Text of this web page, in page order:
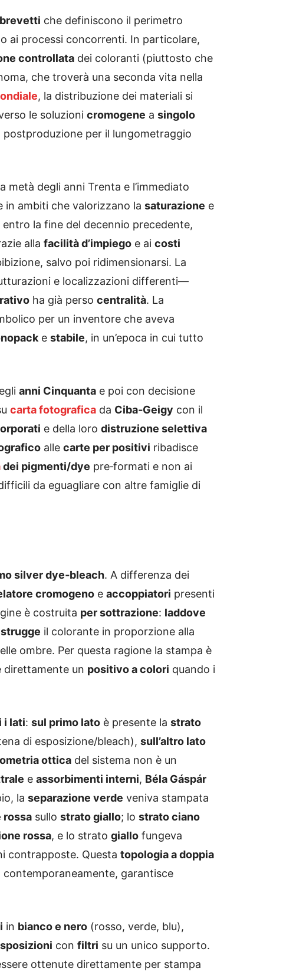
brevetti che definiscono il perimetro
ai processi concorrenti. In particolare,
controllata dei coloranti (piuttosto che
che troverà una seconda vita nella
, la distribuzione dei materiali si
le soluzioni cromogene a singolo
postproduzione per il lungometraggio
metà degli anni Trenta e l’immediato
in ambiti che valorizzano la saturazione e
la fine del decennio precedente,
alla facilità d’impiego e ai costi
salvo poi ridimensionarsi. La
e localizzazioni differenti—
ha già perso centralità. La
per un inventore che aveva
e stabile, in un’epoca in cui tutto
anni Cinquanta e poi con decisione
carta fotografica da Ciba‑Geigy con il
e della loro distruzione selettiva
alle carte per positivi ribadisce
dei pigmenti/dye pre‑formati e non ai
da eguagliare con altre famiglie di
silver dye‑bleach. A differenza dei
cromogeno e accoppiatori presenti
è costruita per sottrazione: laddove
il colorante in proporzione alla
ombre. Per questa ragione la stampa è
direttamente un positivo a colori quando i
i lati: sul primo lato è presente la strato
di esposizione/bleach), sull’altro lato
ottica del sistema non è un
e assorbimenti interni, Béla Gáspár
la separazione verde veniva stampata
rossa sullo strato giallo; lo strato ciano
rossa, e lo strato giallo fungeva
contrapposte. Questa topologia a doppia
garantisce
in bianco e nero (rosso, verde, blu),
con filtri su un unico supporto.
ottenute direttamente per stampa